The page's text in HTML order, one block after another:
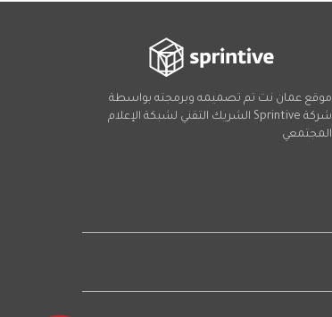
موقع عمان نت تم تصميمه وبرمجته بواسطة
شركة Sprintive الشريك التقني لشبكة الإعلام
المجتمعي